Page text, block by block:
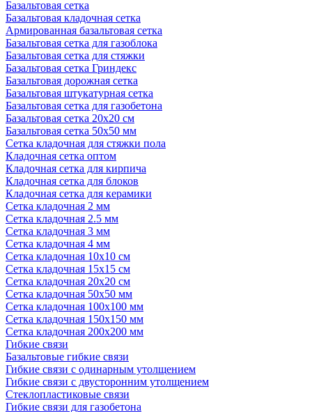
Базальтовая сетка
Базальтовая кладочная сетка
Армированная базальтовая сетка
Базальтовая сетка для газоблока
Базальтовая сетка для стяжки
Базальтовая сетка Гриндекс
Базальтовая дорожная сетка
Базальтовая штукатурная сетка
Базальтовая сетка для газобетона
Базальтовая сетка 20x20 см
Базальтовая сетка 50x50 мм
Сетка кладочная для стяжки пола
Кладочная сетка оптом
Кладочная сетка для кирпича
Кладочная сетка для блоков
Кладочная сетка для керамики
Сетка кладочная 2 мм
Сетка кладочная 2.5 мм
Сетка кладочная 3 мм
Сетка кладочная 4 мм
Сетка кладочная 10x10 см
Сетка кладочная 15x15 см
Сетка кладочная 20x20 см
Сетка кладочная 50x50 мм
Сетка кладочная 100x100 мм
Сетка кладочная 150x150 мм
Сетка кладочная 200x200 мм
Гибкие связи
Базальтовые гибкие связи
Гибкие связи с одинарным утолщением
Гибкие связи с двусторонним утолщением
Стеклопластиковые связи
Гибкие связи для газобетона